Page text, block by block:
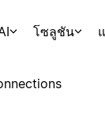
โซลูชัน